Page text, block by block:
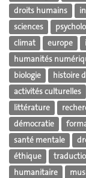
droits humains
sciences
climat
europe
humanités
biologie
histoire
activités culturelles
littérature
démocratie
santé mentale
éthique
humanitaire